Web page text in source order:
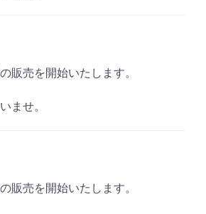
販売を開始いたします。
ませ。
販売を開始いたします。